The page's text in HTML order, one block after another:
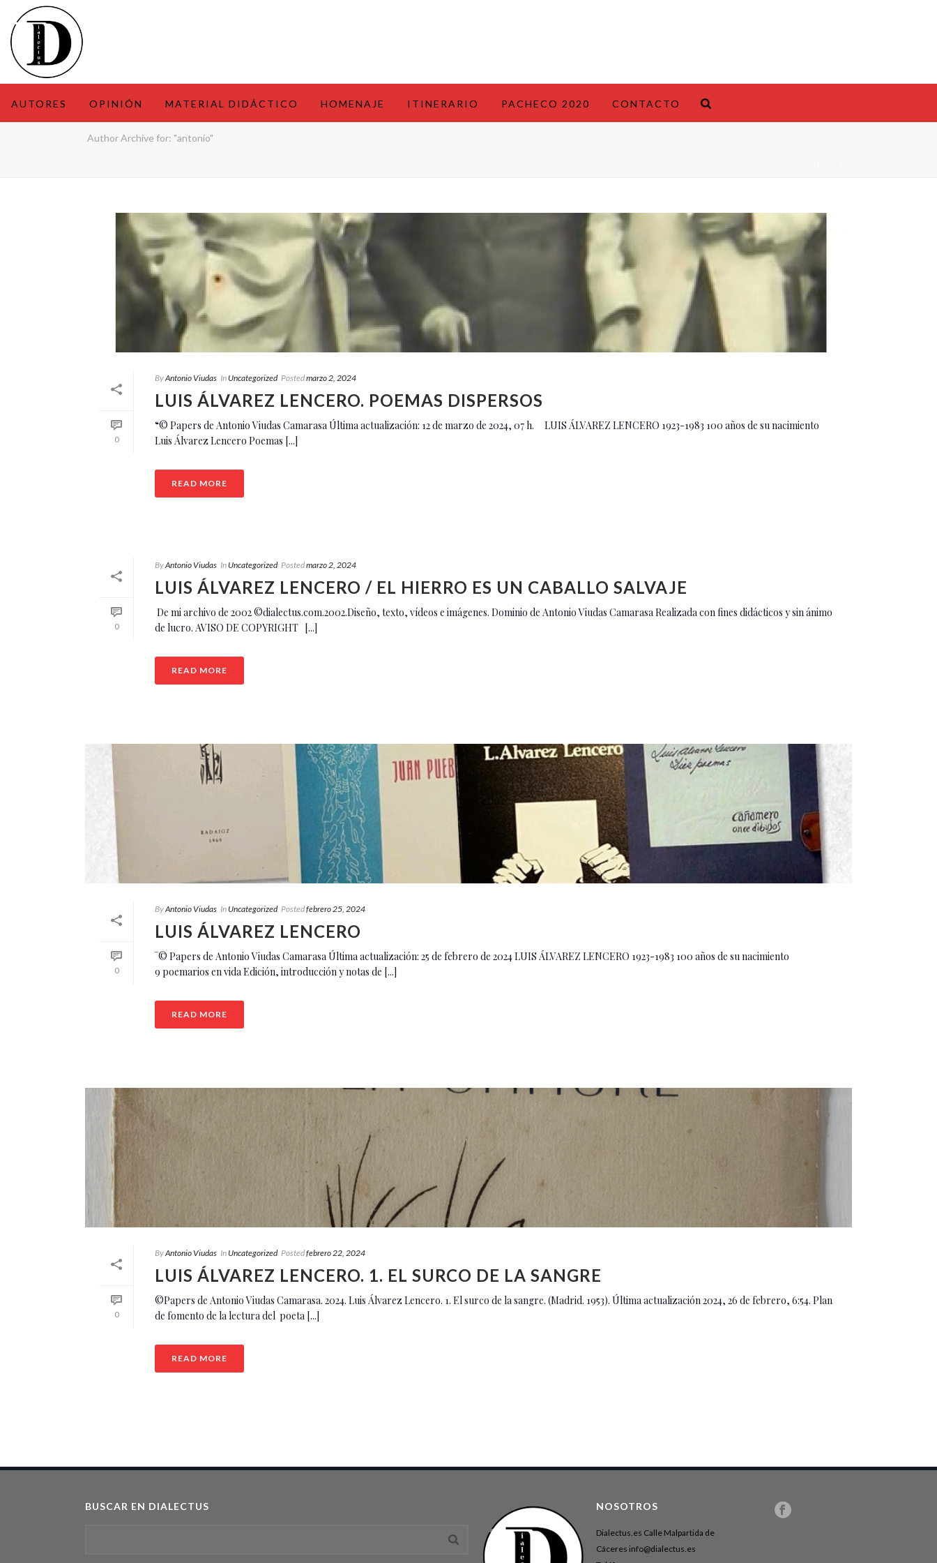
AUTORES OPINIÓN MATERIAL DIDÁCTICO HOMENAJE ITINERARIO PACHECO 2020 CONTACTO
Author Archive for: "antonio"
0
ByAntonio Viudas In Uncategorized Postedmarzo 2, 2024
LUIS ÁLVAREZ LENCERO. POEMAS DISPERSOS
­“­© Papers de Antonio Viudas Camarasa Última actualización: 12 de marzo de 2024, 07 h. LUIS ÁLVAREZ LENCERO 1923-1983 100 años de su nacimiento
Luis Álvarez Lencero Poemas [...]
READ MORE
0
ByAntonio Viudas In Uncategorized Postedmarzo 2, 2024
LUIS ÁLVAREZ LENCERO / EL HIERRO ES UN CABALLO SALVAJE
­ De mi archivo de 2002 ©dialectus.com.2002.Diseño, texto, vídeos e imágenes. Dominio de Antonio Viudas Camarasa Realizada con fines didácticos y sin ánimo
de lucro. AVISO DE COPYRIGHT [...]
READ MORE
0
ByAntonio Viudas In Uncategorized Postedfebrero 25, 2024
LUIS ÁLVAREZ LENCERO
‾© Papers de Antonio Viudas Camarasa Última actualización: 25 de febrero de 2024 LUIS ÁLVAREZ LENCERO 1923-1983 100 años de su nacimiento
9 poemarios en vida Edición, introducción y notas de [...]
READ MORE
0
ByAntonio Viudas In Uncategorized Postedfebrero 22, 2024
LUIS ÁLVAREZ LENCERO. 1. EL SURCO DE LA SANGRE
©Papers de Antonio Viudas Camarasa. 2024. Luis Álvarez Lencero. 1. El surco de la sangre. (Madrid. 1953). Última actualización 2024, 26 de febrero, 6:54. Plan
de fomento de la lectura del poeta [...]
READ MORE
BUSCAR EN DIALECTUS NOSOTROS
Dialectus.es Calle Malpartida de
Cáceres info@dialectus.es